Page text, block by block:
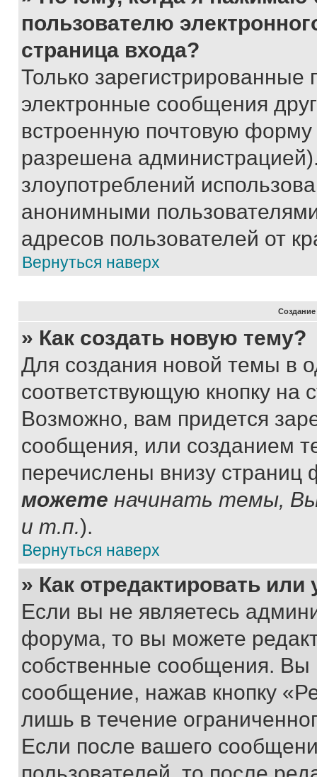
пользователю
страница входа?
Только зарегистрированные
электронные сообщения
встроенную почтовую
разрешена
злоупотреблений
анонимными
адресов пользователей от
Вернуться наверх
» Как создать новую тему?
Для создания новой темы в
соответствующую кнопку
Возможно, вам придется
сообщения, или созданием
перечислены внизу
можете начинать темы,
и т.п.).
Вернуться наверх
» Как отредактировать
Если вы не являетесь
форума, то вы можете
собственные сообщения. Вы
сообщение, нажав кнопку
лишь в течение
Если после вашего